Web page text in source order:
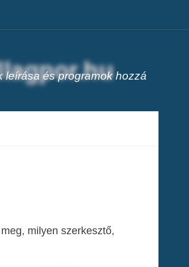
leírása és programok hozzá
milyen szerkesztő,